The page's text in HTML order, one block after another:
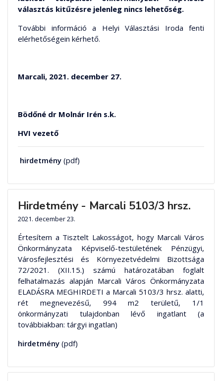
választás kitűzésre jelenleg nincs lehetőség.
További információ a Helyi Választási Iroda fenti
elérhetőségein kérhető.
Marcali, 2021. december 27.
Bödőné dr Molnár Irén s.k.
HVI vezető
hirdetmény (pdf)
Hirdetmény - Marcali 5103/3 hrsz.
2021. december 23.
Értesítem a Tisztelt Lakosságot, hogy Marcali Város
Önkormányzata Képviselő-testületének Pénzügyi,
Városfejlesztési és Környezetvédelmi Bizottsága
72/2021. (XII.15.) számú határozatában foglalt
felhatalmazás alapján Marcali Város Önkormányzata
ELADÁSRA MEGHIRDETI a Marcali 5103/3 hrsz. alatti,
rét megnevezésű, 994 m2 területű, 1/1
önkormányzati tulajdonban lévő ingatlant (a
továbbiakban: tárgyi ingatlan)
hirdetmény (pdf)